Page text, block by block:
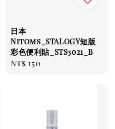
日本
Nitoms_STALOGY短版
彩色便利貼_STS3021_B
Regular
NT$ 150